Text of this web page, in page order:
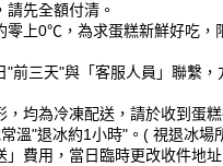
先全額付清。
零上0℃，為求蛋糕新鮮好吃，
前三天"與「客服人員」聯繫，
均為冷凍配送，請於收到蛋
溫"退冰約1小時"。( 視退冰場
費用，當日臨時更改收件地